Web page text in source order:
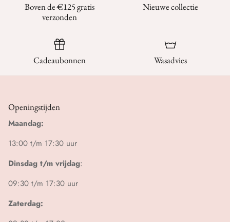
Boven de €125 gratis
verzonden
Nieuwe collectie
Cadeaubonnen Wasadvies
Openingstijden
Maandag:
13:00 t/m 17:30 uur
Dinsdag t/m vrijdag:
09:30 t/m 17:30 uur
Zaterdag: